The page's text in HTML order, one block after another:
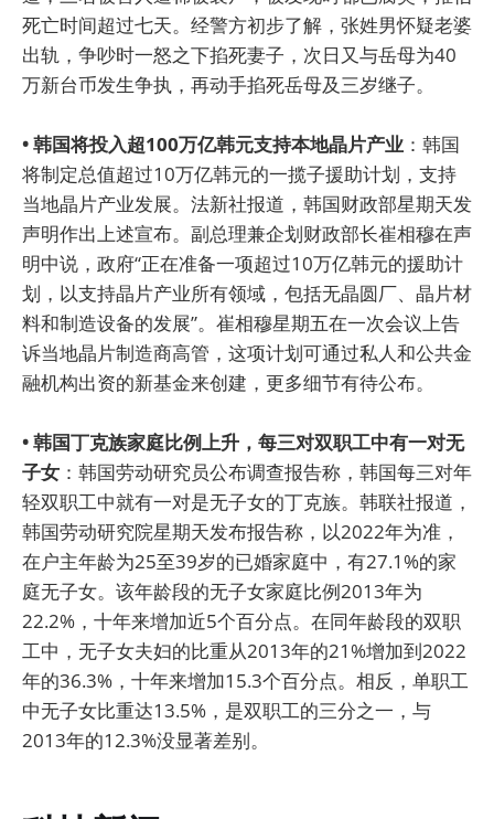
死亡时间超过七天。经警方初步了解，张姓男怀疑老婆
出轨，争吵时一怒之下掐死妻子，次日又与岳母为40
万新台币发生争执，再动手掐死岳母及三岁继子。
• 韩国将投入超100万亿韩元支持本地晶片产业 ：韩国
将制定总值超过10万亿韩元的一揽子援助计划，支持
当地晶片产业发展。法新社报道，韩国财政部星期天发
声明作出上述宣布。副总理兼企划财政部长崔相穆在声
明中说，政府“正在准备一项超过10万亿韩元的援助计
划，以支持晶片产业所有领域，包括无晶圆厂、晶片材
料和制造设备的发展”。崔相穆星期五在一次会议上告
诉当地晶片制造商高管，这项计划可通过私人和公共金
融机构出资的新基金来创建，更多细节有待公布。
• 韩国丁克族家庭比例上升，每三对双职工中有一对无
子女 ：韩国劳动研究员公布调查报告称，韩国每三对年
轻双职工中就有一对是无子女的丁克族。韩联社报道，
韩国劳动研究院星期天发布报告称，以2022年为准，
在户主年龄为25至39岁的已婚家庭中，有27.1%的家
庭无子女。该年龄段的无子女家庭比例2013年为
22.2%，十年来增加近5个百分点。在同年龄段的双职
工中，无子女夫妇的比重从2013年的21%增加到2022
年的36.3%，十年来增加15.3个百分点。相反，单职工
中无子女比重达13.5%，是双职工的三分之一，与
2013年的12.3%没显著差别。